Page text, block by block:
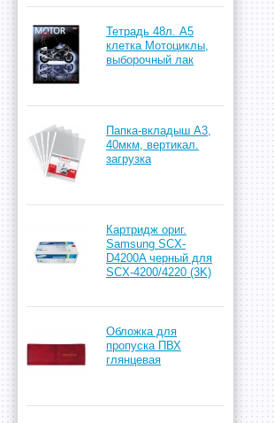
Тетрадь 48л. А5
клетка Мотоциклы,
выборочный лак
Папка-вкладыш А3,
40мкм, вертикал.
загрузка
Картридж ориг.
Samsung SCX-
D4200A черный для
SCX-4200/4220 (3K)
Обложка для
пропуска ПВХ
глянцевая